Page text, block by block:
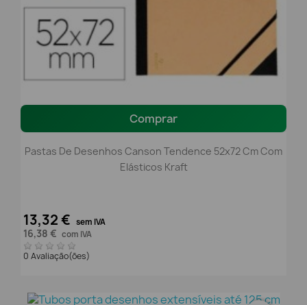
Comprar
Pastas De Desenhos Canson Tendence 52x72 Cm Com
Elásticos Kraft
13,32 € sem IVA
16,38 € com IVA
0 Avaliação(ões)